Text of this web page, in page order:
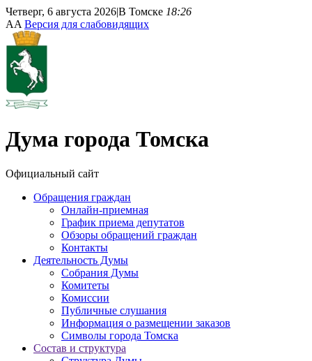
Четверг, 6 августа 2026|В Томске 18:26
AA Версия для слабовидящих
Дума города Томска
Официальный сайт
Обращения граждан
Онлайн-приемная
График приема депутатов
Обзоры обращений граждан
Контакты
Деятельность Думы
Собрания Думы
Комитеты
Комиссии
Публичные слушания
Информация о размещении заказов
Символы города Томска
Состав и структура